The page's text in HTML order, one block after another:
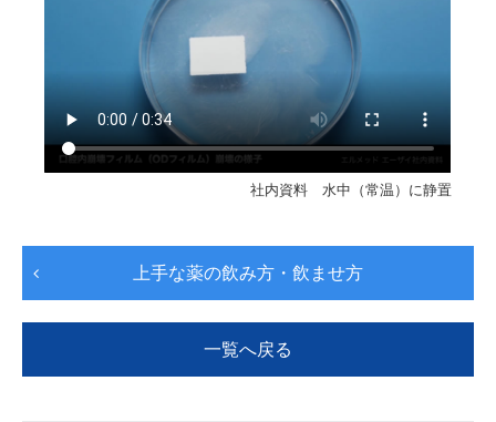
社内資料 水中（常温）に静置
上手な薬の飲み方・飲ませ方
一覧へ戻る